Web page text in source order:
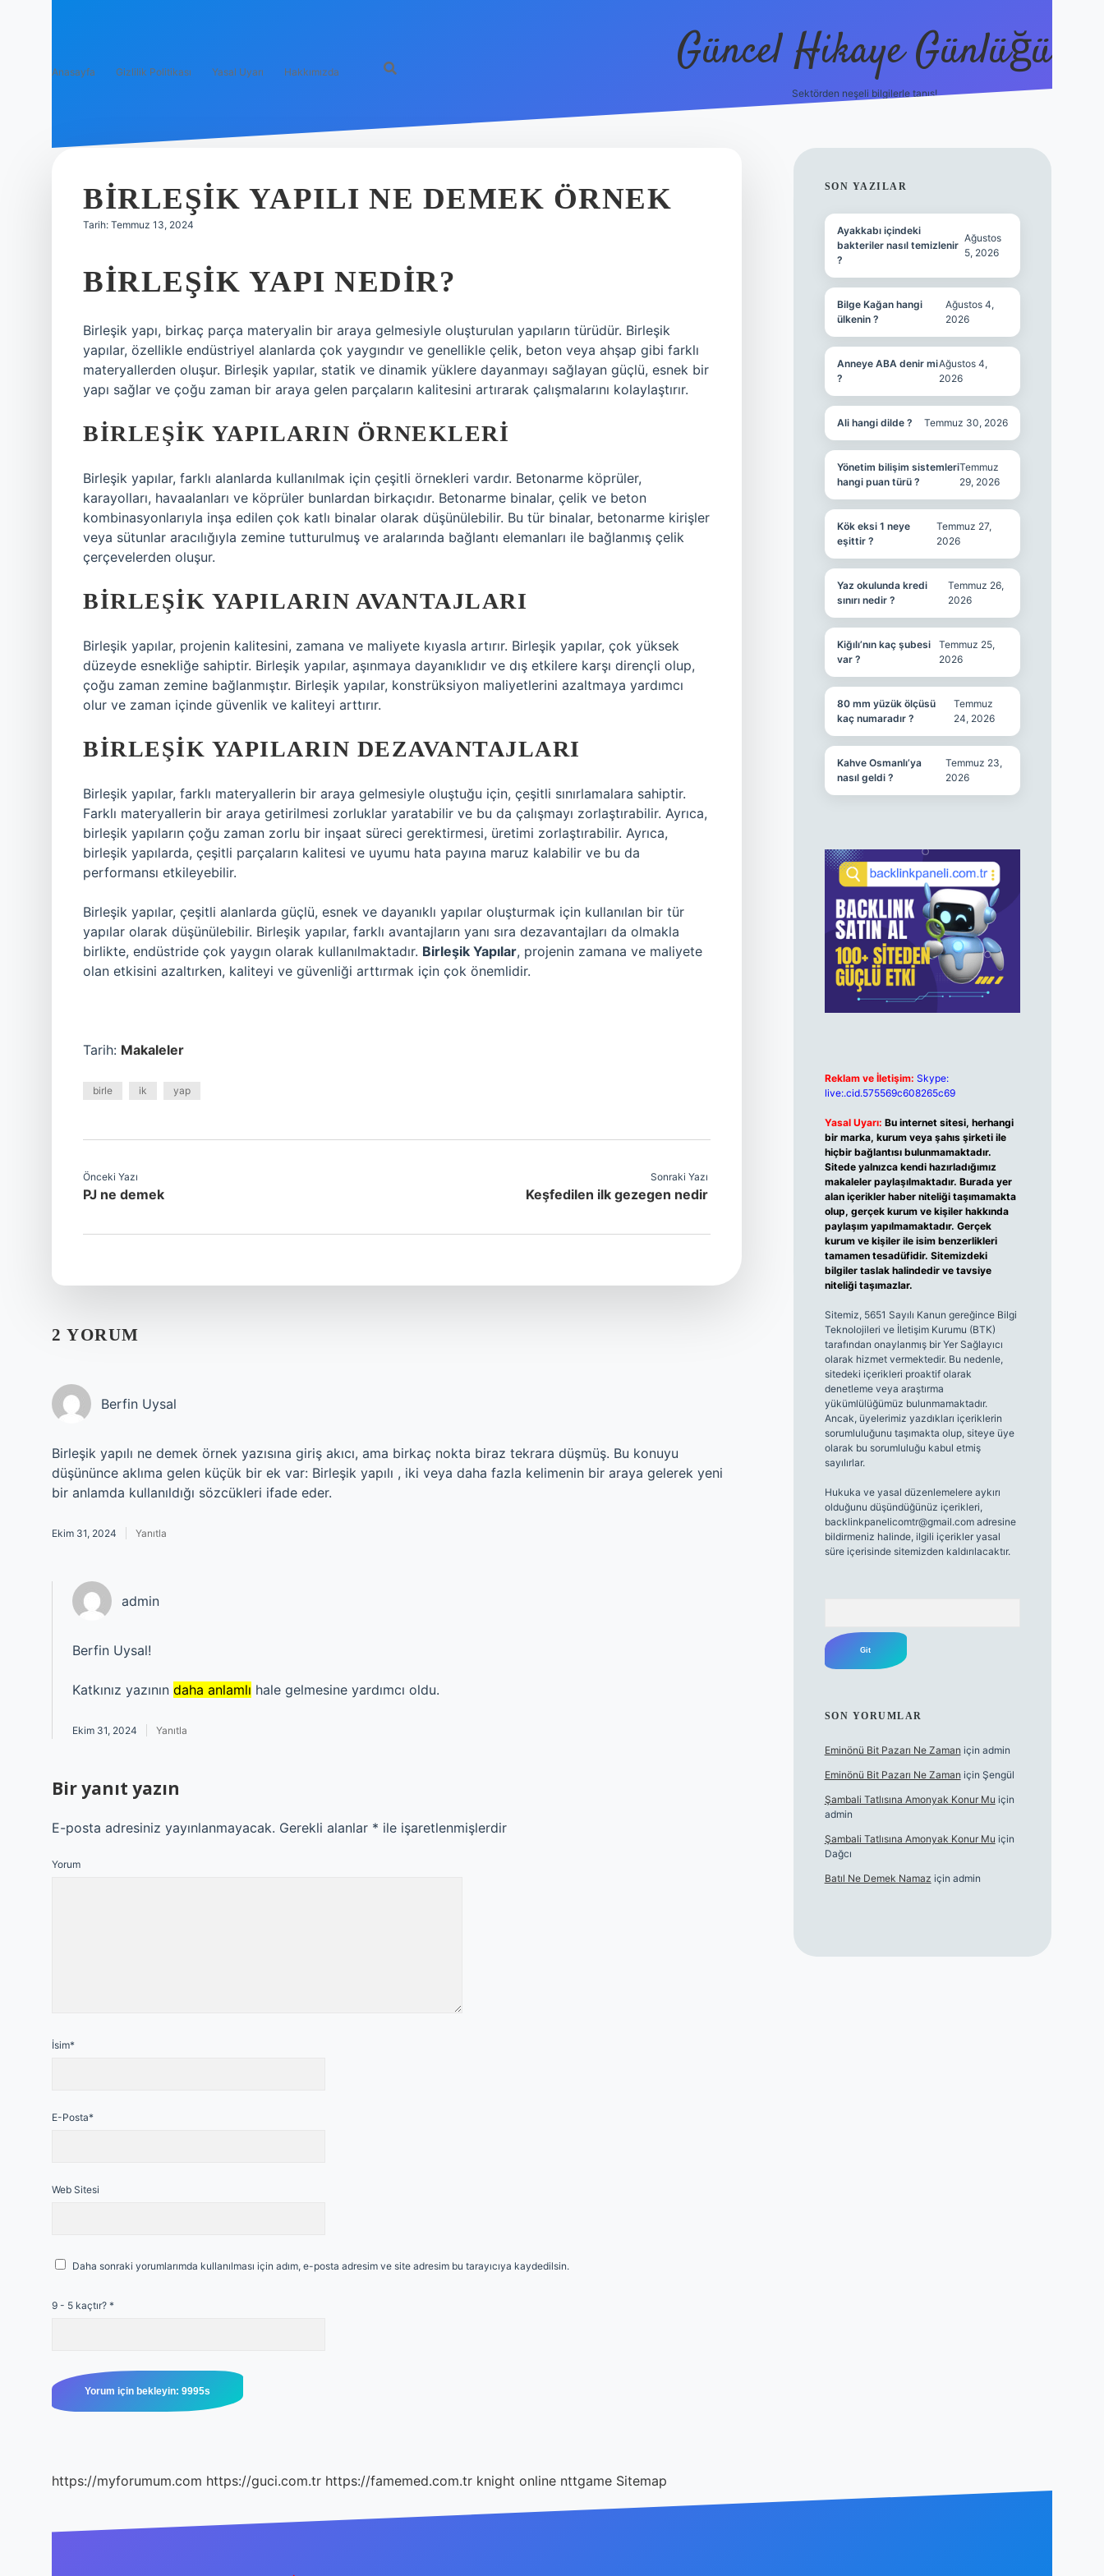
Anasayfa Gizlilik Politikası Yasal Uyarı Hakkımızda Güncel Hikaye Günlüğü
Sektörden neşeli bilgilerle tanış!
BIRLEŞIK YAPILI NE DEMEK ÖRNEK
Tarih: Temmuz 13, 2024
BIRLEŞIK YAPI NEDIR?
Birleşik yapı, birkaç parça materyalin bir araya gelmesiyle oluşturulan yapıların türüdür. Birleşik
yapılar, özellikle endüstriyel alanlarda çok yaygındır ve genellikle çelik, beton veya ahşap gibi farklı
materyallerden oluşur. Birleşik yapılar, statik ve dinamik yüklere dayanmayı sağlayan güçlü, esnek bir
yapı sağlar ve çoğu zaman bir araya gelen parçaların kalitesini artırarak çalışmalarını kolaylaştırır.
BIRLEŞIK YAPILARIN ÖRNEKLERI
Birleşik yapılar, farklı alanlarda kullanılmak için çeşitli örnekleri vardır. Betonarme köprüler,
karayolları, havaalanları ve köprüler bunlardan birkaçıdır. Betonarme binalar, çelik ve beton
kombinasyonlarıyla inşa edilen çok katlı binalar olarak düşünülebilir. Bu tür binalar, betonarme kirişler
veya sütunlar aracılığıyla zemine tutturulmuş ve aralarında bağlantı elemanları ile bağlanmış çelik
çerçevelerden oluşur.
BIRLEŞIK YAPILARIN AVANTAJLARI
Birleşik yapılar, projenin kalitesini, zamana ve maliyete kıyasla artırır. Birleşik yapılar, çok yüksek
düzeyde esnekliğe sahiptir. Birleşik yapılar, aşınmaya dayanıklıdır ve dış etkilere karşı dirençli olup,
çoğu zaman zemine bağlanmıştır. Birleşik yapılar, konstrüksiyon maliyetlerini azaltmaya yardımcı
olur ve zaman içinde güvenlik ve kaliteyi arttırır.
BIRLEŞIK YAPILARIN DEZAVANTAJLARI
Birleşik yapılar, farklı materyallerin bir araya gelmesiyle oluştuğu için, çeşitli sınırlamalara sahiptir.
Farklı materyallerin bir araya getirilmesi zorluklar yaratabilir ve bu da çalışmayı zorlaştırabilir. Ayrıca,
birleşik yapıların çoğu zaman zorlu bir inşaat süreci gerektirmesi, üretimi zorlaştırabilir. Ayrıca,
birleşik yapılarda, çeşitli parçaların kalitesi ve uyumu hata payına maruz kalabilir ve bu da
performansı etkileyebilir.
Birleşik yapılar, çeşitli alanlarda güçlü, esnek ve dayanıklı yapılar oluşturmak için kullanılan bir tür
yapılar olarak düşünülebilir. Birleşik yapılar, farklı avantajların yanı sıra dezavantajları da olmakla
birlikte, endüstride çok yaygın olarak kullanılmaktadır. Birleşik Yapılar, projenin zamana ve maliyete
olan etkisini azaltırken, kaliteyi ve güvenliği arttırmak için çok önemlidir.
Tarih: Makaleler
birle ik yap
Önceki Yazı
PJ ne demek
Sonraki Yazı
Keşfedilen ilk gezegen nedir
2 YORUM
Berfin Uysal
Birleşik yapılı ne demek örnek yazısına giriş akıcı, ama birkaç nokta biraz tekrara düşmüş. Bu konuyu
düşününce aklıma gelen küçük bir ek var: Birleşik yapılı , iki veya daha fazla kelimenin bir araya gelerek yeni
bir anlamda kullanıldığı sözcükleri ifade eder.
Ekim 31, 2024 Yanıtla
admin
Berfin Uysal!
Katkınız yazının daha anlamlı hale gelmesine yardımcı oldu.
Ekim 31, 2024 Yanıtla
Bir yanıt yazın
E-posta adresiniz yayınlanmayacak. Gerekli alanlar * ile işaretlenmişlerdir
Yorum
İsim*
E-Posta*
Web Sitesi
Daha sonraki yorumlarımda kullanılması için adım, e-posta adresim ve site adresim bu tarayıcıya kaydedilsin.
9 - 5 kaçtır? *
https://myforumum.com https://guci.com.tr https://famemed.com.tr knight online nttgame Sitemap
SIDEBAR
SON YAZILAR
Ayakkabı içindeki
bakteriler nasıl temizlenir
?
Ağustos
5, 2026
Bilge Kağan hangi
ülkenin ?
Ağustos 4,
2026
Anneye ABA denir mi
?
Ağustos 4,
2026
Ali hangi dilde ? Temmuz 30, 2026
Yönetim bilişim sistemleri
hangi puan türü ?
Temmuz
29, 2026
Kök eksi 1 neye
eşittir ?
Temmuz 27,
2026
Yaz okulunda kredi
sınırı nedir ?
Temmuz 26,
2026
Kiğılı’nın kaç şubesi
var ?
Temmuz 25,
2026
80 mm yüzük ölçüsü
kaç numaradır ?
Temmuz
24, 2026
Kahve Osmanlı’ya
nasıl geldi ?
Temmuz 23,
2026
Reklam ve İletişim: Skype:
live:.cid.575569c608265c69
Yasal Uyarı: Bu internet sitesi, herhangi
bir marka, kurum veya şahıs şirketi ile
hiçbir bağlantısı bulunmamaktadır.
Sitede yalnızca kendi hazırladığımız
makaleler paylaşılmaktadır. Burada yer
alan içerikler haber niteliği taşımamakta
olup, gerçek kurum ve kişiler hakkında
paylaşım yapılmamaktadır. Gerçek
kurum ve kişiler ile isim benzerlikleri
tamamen tesadüfidir. Sitemizdeki
bilgiler taslak halindedir ve tavsiye
niteliği taşımazlar.
Sitemiz, 5651 Sayılı Kanun gereğince Bilgi
Teknolojileri ve İletişim Kurumu (BTK)
tarafından onaylanmış bir Yer Sağlayıcı
olarak hizmet vermektedir. Bu nedenle,
sitedeki içerikleri proaktif olarak
denetleme veya araştırma
yükümlülüğümüz bulunmamaktadır.
Ancak, üyelerimiz yazdıkları içeriklerin
sorumluluğunu taşımakta olup, siteye üye
olarak bu sorumluluğu kabul etmiş
sayılırlar.
Hukuka ve yasal düzenlemelere aykırı
olduğunu düşündüğünüz içerikleri,
backlinkpanelicomtr@gmail.comadresine
bildirmeniz halinde, ilgili içerikler yasal
süre içerisinde sitemizden kaldırılacaktır.
SON YORUMLAR
Eminönü Bit Pazarı Ne Zaman için admin
Eminönü Bit Pazarı Ne Zaman için Şengül
Şambali Tatlısına Amonyak Konur Mu için
admin
Şambali Tatlısına Amonyak Konur Mu için
Dağcı
Batıl Ne Demek Namaz için admin
https://